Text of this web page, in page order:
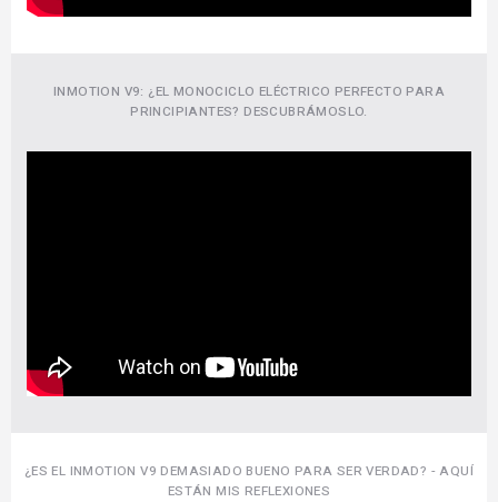
INMOTION V9: ¿EL MONOCICLO ELÉCTRICO PERFECTO PARA
PRINCIPIANTES? DESCUBRÁMOSLO.
¿ES EL INMOTION V9 DEMASIADO BUENO PARA SER VERDAD? - AQUÍ
ESTÁN MIS REFLEXIONES